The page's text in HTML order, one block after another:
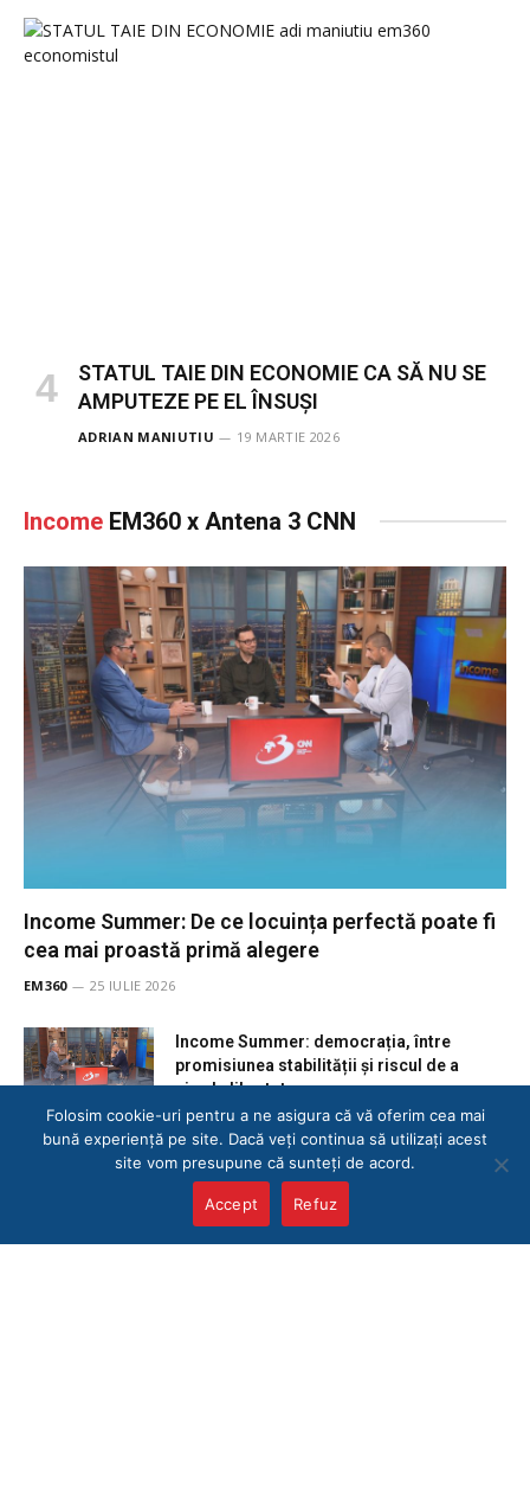
STATUL TAIE DIN ECONOMIE CA SĂ NU SE
AMPUTEZE PE EL ÎNSUȘI
ADRIAN MANIUTIU 19 MARTIE 2026
Income EM360 x Antena 3 CNN
Income Summer: De ce locuința perfectă poate fi
cea mai proastă primă alegere
EM360 25 IULIE 2026
Income Summer: democrația, între
promisiunea stabilității și riscul de a
pierde libertatea
18 IULIE 2026
Income 11.07: Vulturii şi Decontul
13 IULIE 2026
Folosim cookie-uri pentru a ne asigura că vă oferim cea mai
bună experiență pe site. Dacă veți continua să utilizați acest
site vom presupune că sunteți de acord.
Accept Refuz